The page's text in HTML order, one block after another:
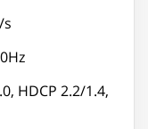
s
HDCP 2.2/1.4,